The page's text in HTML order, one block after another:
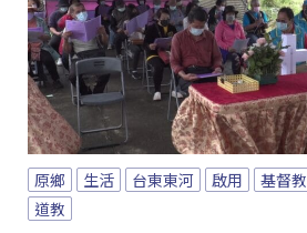
原鄉 生活 台東東河 啟用 基督教
道教